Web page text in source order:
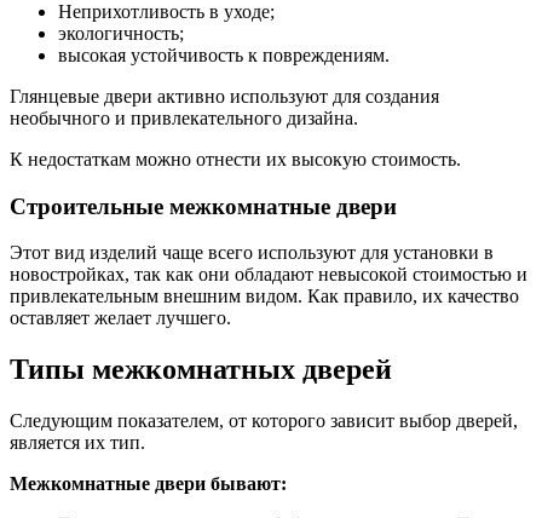
Неприхотливость в уходе;
экологичность;
высокая устойчивость к повреждениям.
Глянцевые двери активно используют для создания
необычного и привлекательного дизайна.
К недостаткам можно отнести их высокую стоимость.
Строительные межкомнатные двери
Этот вид изделий чаще всего используют для установки в
новостройках, так как они обладают невысокой стоимостью и
привлекательным внешним видом. Как правило, их качество
оставляет желает лучшего.
Типы межкомнатных дверей
Следующим показателем, от которого зависит выбор дверей,
является их тип.
Межкомнатные двери бывают: